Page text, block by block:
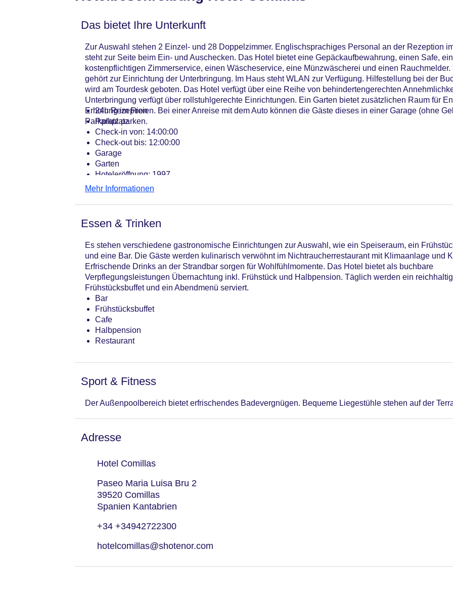
Das bietet Ihre Unterkunft
Zur Auswahl stehen 2 Einzel- und 28 Doppelzimmer. Englischsprachiges Personal an der Rezeption
steht zur Seite beim Ein- und Auschecken. Das Hotel bietet eine Gepäckaufbewahrung, einen Safe,
kostenpflichtigen Zimmerservice, einen Wäscheservice, eine Münzwäscherei und einen
gehört zur Einrichtung der Unterbringung. Im Haus steht WLAN zur Verfügung. Hilfestellung bei der
wird am Tourdesk geboten. Das Hotel verfügt über eine Reihe von behindertengerechten
Unterbringung verfügt über rollstuhlgerechte Einrichtungen. Ein Garten bietet zusätzlichen Raum für
Erholung im Freien. Bei einer Anreise mit dem Auto können die Gäste dieses in einer Garage (ohne
Parkplatz parken.
24h Rezeption
Parkplatz
Check-in von: 14:00:00
Check-out bis: 12:00:00
Garage
Garten
Hoteleröffnung: 1997
Hotelsafe
Letzte umfassende Renovierung: 2011
Sonnenterrasse
Gesamtanzahl der Zimmer: 30
Pools:Outdoor Pool, Liegen am Pool
Zahlungsarten: EC Maestro, Mastercard, Visa
Landeskategorie: 4 Sterne
Mehr Informationen
Essen & Trinken
Es stehen verschiedene gastronomische Einrichtungen zur Auswahl, wie ein Speiseraum, ein
und eine Bar. Die Gäste werden kulinarisch verwöhnt im Nichtraucherrestaurant mit Klimaanlage und
Erfrischende Drinks an der Strandbar sorgen für Wohlfühlmomente. Das Hotel bietet als buchbare
Verpflegungsleistungen Übernachtung inkl. Frühstück und Halbpension. Täglich werden ein
Frühstücksbuffet und ein Abendmenü serviert.
Bar
Frühstücksbuffet
Cafe
Halbpension
Restaurant
Sport & Fitness
Der Außenpoolbereich bietet erfrischendes Badevergnügen. Bequeme Liegestühle stehen auf der
Adresse
Hotel Comillas
Paseo Maria Luisa Bru 2
39520 Comillas
Spanien Kantabrien
+34 +34942722300
hotelcomillas@shotenor.com